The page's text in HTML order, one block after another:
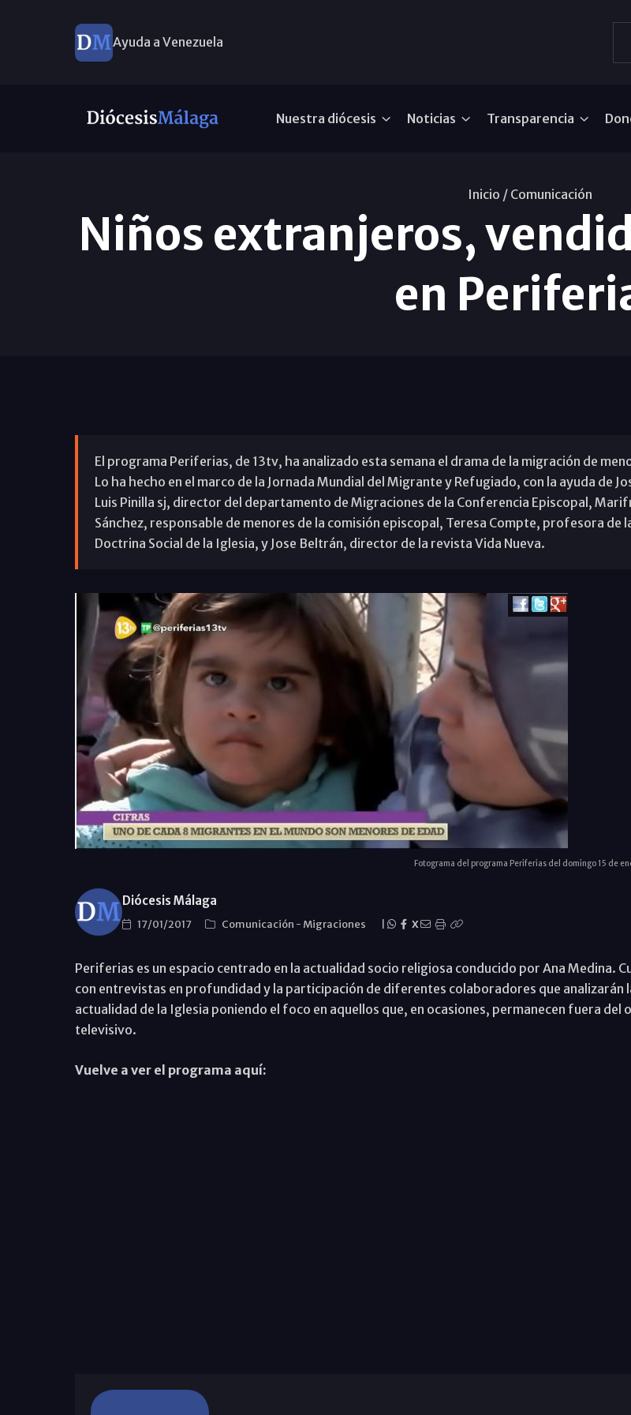
Ayuda a Venezuela
Nuestra diócesis Noticias Transparencia
Inicio / Comunicación
Niños extranjeros,
en
El programa Periferias, de 13tv, ha analizado esta semana el drama de la migración de
Lo ha hecho en el marco de la Jornada Mundial del Migrante y Refugiado, con la ayuda de
Luis Pinilla sj, director del departamento de Migraciones de la Conferencia Episcopal,
Sánchez, responsable de menores de la comisión episcopal, Teresa Compte, profesora de
Doctrina Social de la Iglesia, y Jose Beltrán, director de la revista Vida Nueva.
Fotograma del programa Periferias del domingo 15 de
Diócesis Málaga
17/01/2017 Comunicación - Migraciones X
Periferias es un espacio centrado en la actualidad socio religiosa conducido por Ana Medina.
con entrevistas en profundidad y la participación de diferentes colaboradores que analizarán
actualidad de la Iglesia poniendo el foco en aquellos que, en ocasiones, permanecen fuera del
televisivo.
Vuelve a ver el programa aquí: